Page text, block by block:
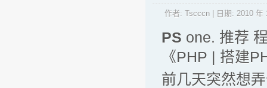
作者: Tscccn | 日期: 2010 年
PS one. 推荐
《PHP | 搭建
前几天突然想